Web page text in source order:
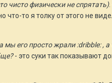
чисто физически не спрятать)
что-то я толку от этого не
мы его просто жрали :dribble:
- это суки так показывают